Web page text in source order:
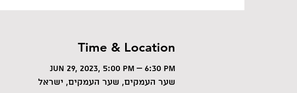
Time & Location
Jun 29, 2023, 5:00 PM – 6:30 PM
שער העמקים, שער העמקים, ישראל